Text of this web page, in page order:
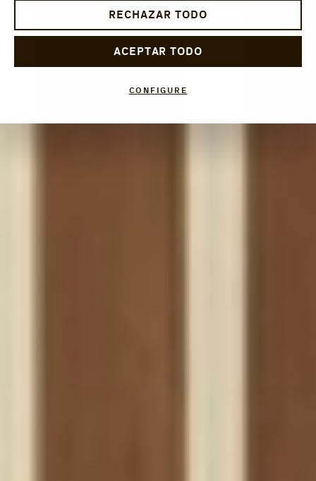
RECHAZAR TODO
ACEPTAR TODO
CONFIGURE